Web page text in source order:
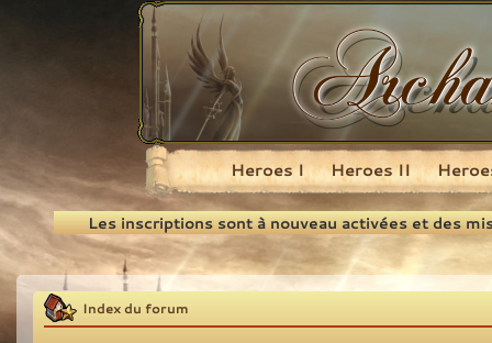
Recherche
Heroes I Heroes II
Les inscriptions sont à nouveau activées et des
Index du forum